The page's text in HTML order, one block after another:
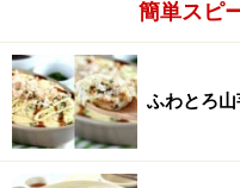
簡単スピ
ふわとろ